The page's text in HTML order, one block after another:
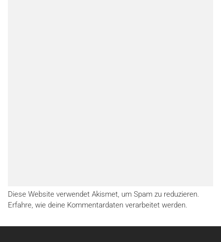
Diese Website verwendet Akismet, um Spam zu reduzieren.
Erfahre, wie deine Kommentardaten verarbeitet werden.